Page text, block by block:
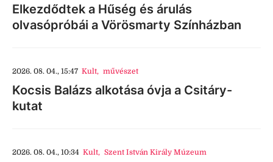
Elkezdődtek a Hűség és árulás
olvasópróbái a Vörösmarty Színházban
2026. 08. 04., 15:47 Kult, művészet
Kocsis Balázs alkotása óvja a Csitáry-
kutat
2026. 08. 04., 10:34 Kult, Szent István Király Múzeum